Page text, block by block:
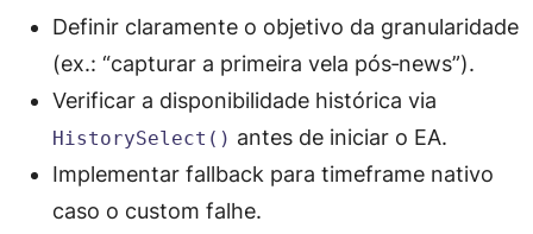
Definir claramente o objetivo da granularidade
(ex.: “capturar a primeira vela pós‑news”).
Verificar a disponibilidade histórica via
HistorySelect() antes de iniciar o EA.
Implementar fallback para timeframe nativo
caso o custom falhe.